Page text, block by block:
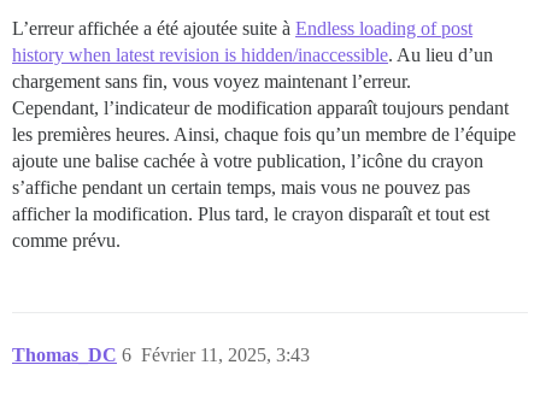
L’erreur affichée a été ajoutée suite à Endless loading of post
history when latest revision is hidden/inaccessible. Au lieu d’un
chargement sans fin, vous voyez maintenant l’erreur.
Cependant, l’indicateur de modification apparaît toujours pendant
les premières heures. Ainsi, chaque fois qu’un membre de l’équipe
ajoute une balise cachée à votre publication, l’icône du crayon
s’affiche pendant un certain temps, mais vous ne pouvez pas
afficher la modification. Plus tard, le crayon disparaît et tout est
comme prévu.
Thomas_DC Février 11, 2025, 3:43
6